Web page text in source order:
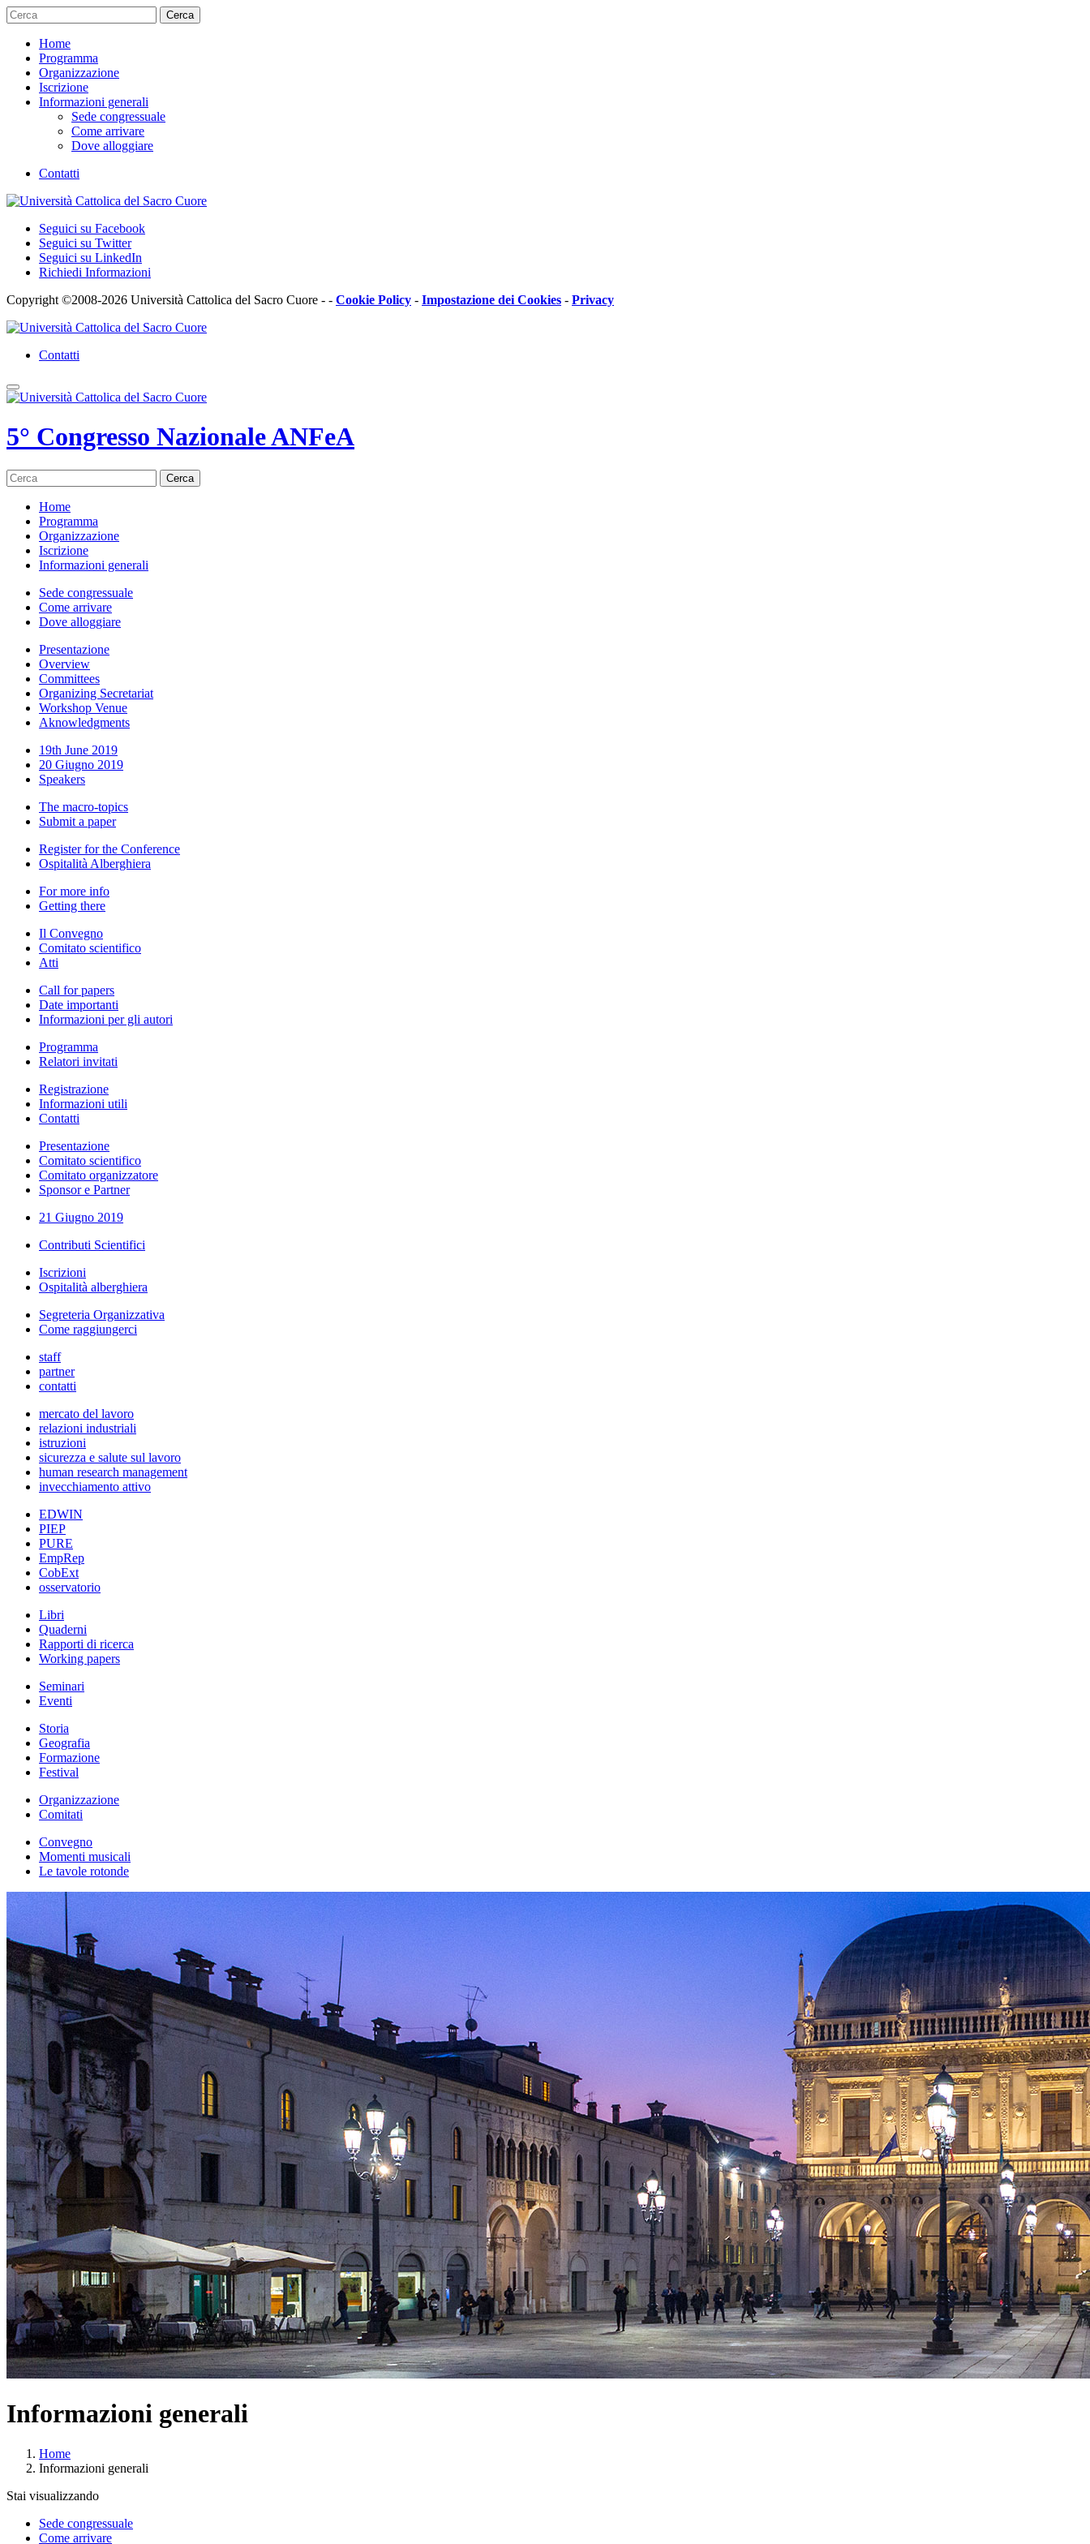
Cerca
Home
Programma
Organizzazione
Iscrizione
Informazioni generali
Sede congressuale
Come arrivare
Dove alloggiare
Contatti
Seguici su Facebook
Seguici su Twitter
Seguici su LinkedIn
Richiedi Informazioni
Copyright ©2008-2026 Università Cattolica del Sacro Cuore - - Cookie Policy - Impostazione dei Cookies - Privacy
Contatti
5° Congresso Nazionale ANFeA
Cerca
Home
Programma
Organizzazione
Iscrizione
Informazioni generali
Sede congressuale
Come arrivare
Dove alloggiare
Presentazione
Overview
Committees
Organizing Secretariat
Workshop Venue
Aknowledgments
19th June 2019
20 Giugno 2019
Speakers
The macro-topics
Submit a paper
Register for the Conference
Ospitalità Alberghiera
For more info
Getting there
Il Convegno
Comitato scientifico
Atti
Call for papers
Date importanti
Informazioni per gli autori
Programma
Relatori invitati
Registrazione
Informazioni utili
Contatti
Presentazione
Comitato scientifico
Comitato organizzatore
Sponsor e Partner
21 Giugno 2019
Contributi Scientifici
Iscrizioni
Ospitalità alberghiera
Segreteria Organizzativa
Come raggiungerci
staff
partner
contatti
mercato del lavoro
relazioni industriali
istruzioni
sicurezza e salute sul lavoro
human research management
invecchiamento attivo
EDWIN
PIEP
PURE
EmpRep
CobExt
osservatorio
Libri
Quaderni
Rapporti di ricerca
Working papers
Seminari
Eventi
Storia
Geografia
Formazione
Festival
Organizzazione
Comitati
Convegno
Momenti musicali
Le tavole rotonde
Informazioni generali
Home
Informazioni generali
Stai visualizzando
Sede congressuale
Come arrivare